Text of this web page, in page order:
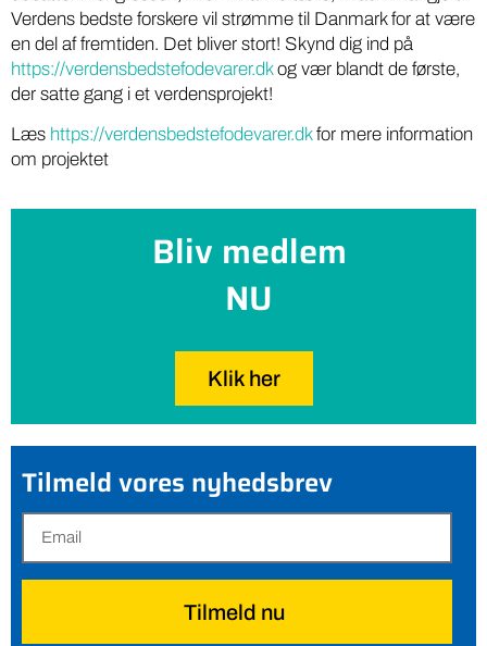
Verdens bedste forskere vil strømme til Danmark for at være
en del af fremtiden. Det bliver stort! Skynd dig ind på
https://verdensbedstefodevarer.dkog vær blandt de første,
der satte gang i et verdensprojekt!
Læs https://verdensbedstefodevarer.dkfor mere information
om projektet
Bliv medlem
NU
Klik her
Tilmeld vores nyhedsbrev
Tilmeld nu